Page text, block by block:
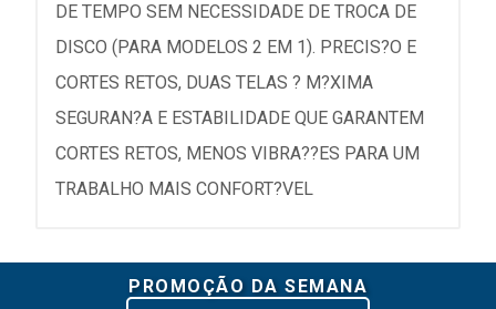
DE TEMPO SEM NECESSIDADE DE TROCA DE
DISCO (PARA MODELOS 2 EM 1). PRECIS?O E
CORTES RETOS, DUAS TELAS ? M?XIMA
SEGURAN?A E ESTABILIDADE QUE GARANTEM
CORTES RETOS, MENOS VIBRA??ES PARA UM
TRABALHO MAIS CONFORT?VEL
PROMOÇÃO DA SEMANA